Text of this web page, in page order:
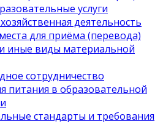
услуги
деятельность
для приёма (перевода)
иные виды материальной
сотрудничество
питания в образовательной
стандарты и требования